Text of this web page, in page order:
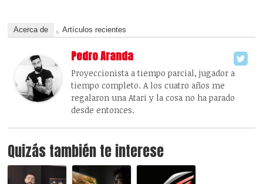
Acerca de Artículos recientes
Pedro Aranda
Proyeccionista a tiempo parcial, jugador a
tiempo completo. A los cuatro años me
regalaron una Atari y la cosa no ha parado
desde entonces.
Quizás también te interese